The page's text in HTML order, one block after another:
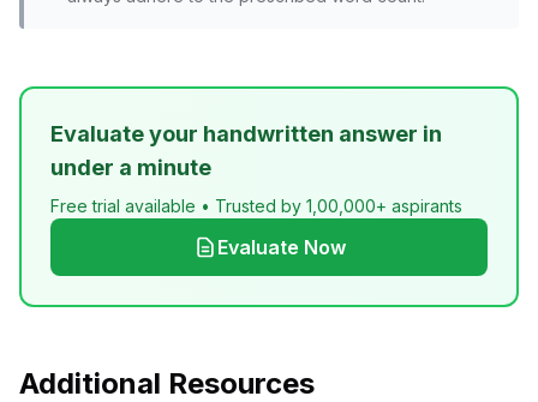
Evaluate your handwritten answer in
under a minute
Free trial available • Trusted by 1,00,000+ aspirants
Evaluate Now
Additional Resources